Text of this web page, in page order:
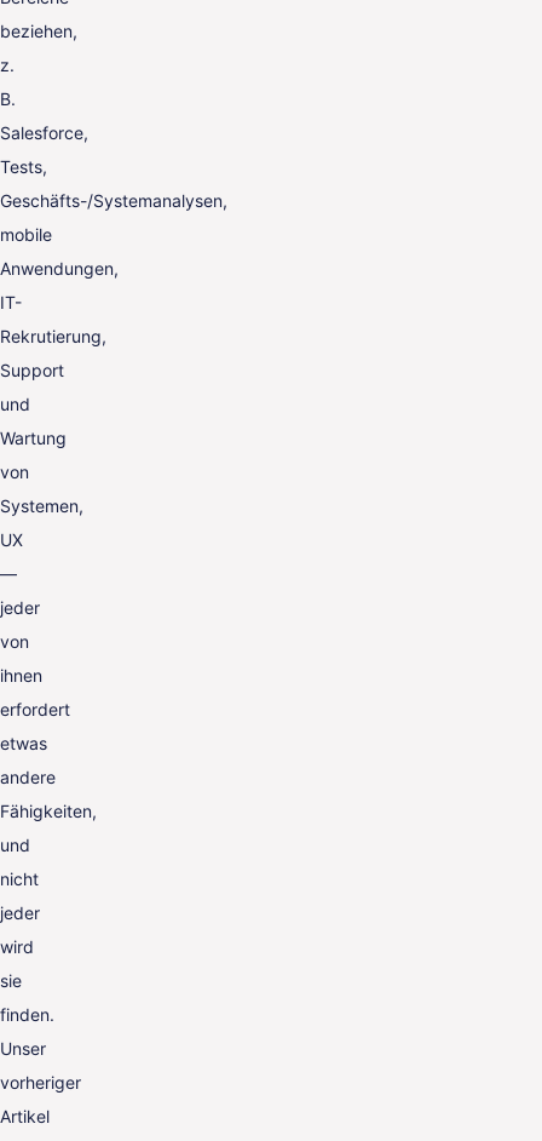
beziehen,
z.
B.
Salesforce,
Tests,
Geschäfts-/Systemanalysen,
mobile
Anwendungen,
IT-
Rekrutierung,
Support
und
Wartung
von
Systemen,
UX
—
jeder
von
ihnen
erfordert
etwas
andere
Fähigkeiten,
und
nicht
jeder
wird
sie
finden.
Unser
vorheriger
Artikel